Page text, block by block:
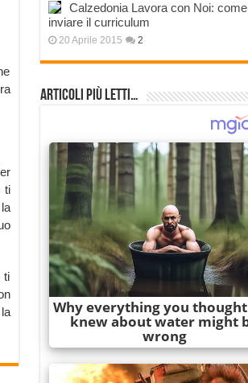
ti
ti
Calzedonia Lavora con Noi: come
inviare il curriculum
20 Aprile 2015 2
Articoli più Letti…